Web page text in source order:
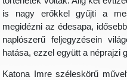
is nagy erőkkel gyűjti a
megidézni az édesapa,
naplószerű feljegyzésein
hatása, ezzel együtt a néprajzi
Katona Imre széleskörű